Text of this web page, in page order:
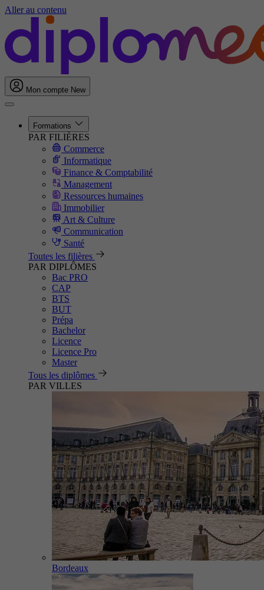
Aller au contenu
Mon compte New
Formations
PAR FILIÈRES
Commerce
Informatique
Finance & Comptabilité
Management
Ressources humaines
Immobilier
Art & Culture
Communication
Santé
Toutes les filières
PAR DIPLÔMES
Bac PRO
CAP
BTS
BUT
Prépa
Bachelor
Licence
Licence Pro
Master
Tous les diplômes
PAR VILLES
Bordeaux